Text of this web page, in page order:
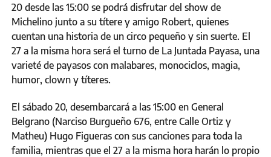
20 desde las 15:00 se podrá disfrutar del show de
Michelino junto a su títere y amigo Robert, quienes
cuentan una historia de un circo pequeño y sin suerte. El
27 a la misma hora será el turno de La Juntada Payasa, una
varieté de payasos con malabares, monociclos, magia,
humor, clown y títeres.
El sábado 20, desembarcará a las 15:00 en General
Belgrano (Narciso Burgueño 676, entre Calle Ortiz y
Matheu) Hugo Figueras con sus canciones para toda la
familia, mientras que el 27 a la misma hora harán lo propio